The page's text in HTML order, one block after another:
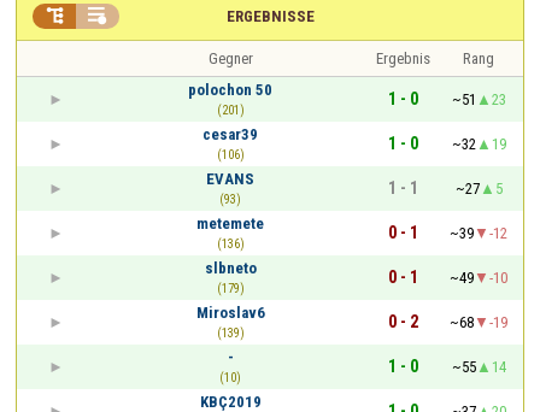
ERGEBNISSE
 
Gegner Ergebnis
Rang
polochon 50
(201)
1 - 0 ~51
23
cesar39
(106)
1 - 0 ~32
19
EVANS
(93)
1 - 1 ~27
5
metemete
(136)
0 - 1 ~39
-12
slbneto
(179)
0 - 1 ~49
-10
Miroslav6
(139)
0 - 2 ~68
-19
-
(10)
1 - 0 ~55
14
KBÇ2019